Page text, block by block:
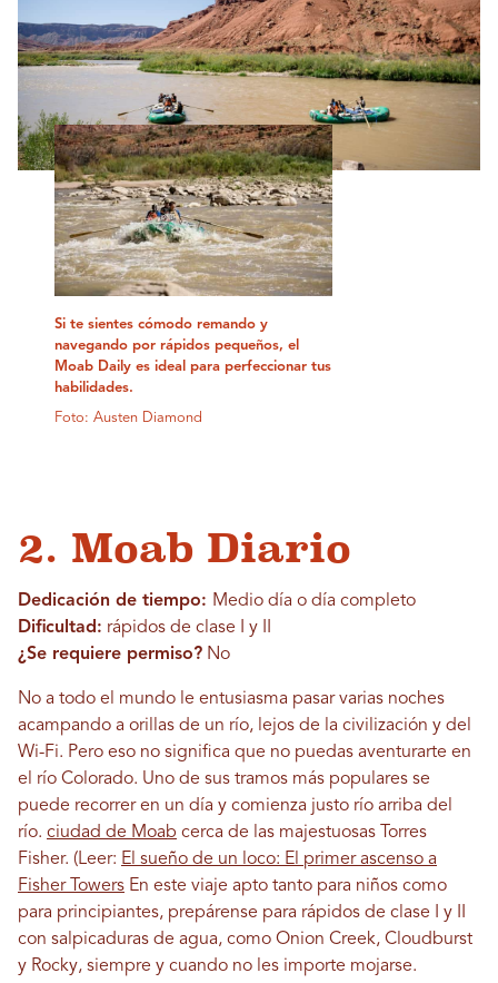
Si te sientes cómodo remando y
navegando por rápidos pequeños, el
Moab Daily es ideal para perfeccionar tus
habilidades.
Foto: Austen Diamond
2. Moab Diario
Dedicación de tiempo: Medio día o día completo
Dificultad: rápidos de clase I y II
¿Se requiere permiso? No
No a todo el mundo le entusiasma pasar varias noches
acampando a orillas de un río, lejos de la civilización y del
Wi-Fi. Pero eso no significa que no puedas aventurarte en
el río Colorado. Uno de sus tramos más populares se
puede recorrer en un día y comienza justo río arriba del
río. ciudad de Moab cerca de las majestuosas Torres
Fisher. (Leer: El sueño de un loco: El primer ascenso a
Fisher Towers En este viaje apto tanto para niños como
para principiantes, prepárense para rápidos de clase I y II
con salpicaduras de agua, como Onion Creek, Cloudburst
y Rocky, siempre y cuando no les importe mojarse.